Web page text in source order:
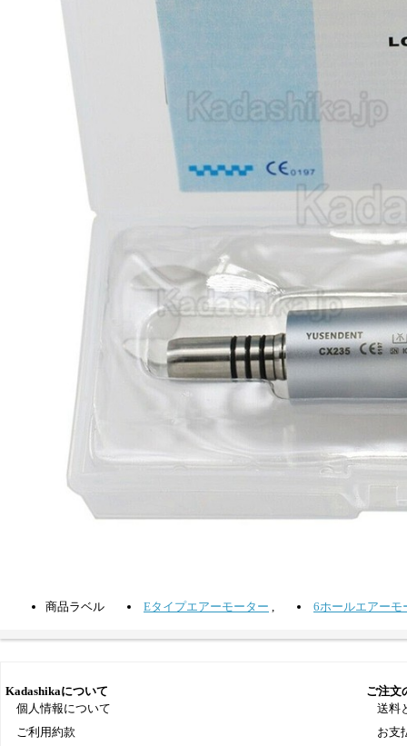
商品ラベル Eタイプエアーモーター 6ホールエアーモ
Kadashikaについて
個人情報について
ご利用約款
ご注文
送料
お支